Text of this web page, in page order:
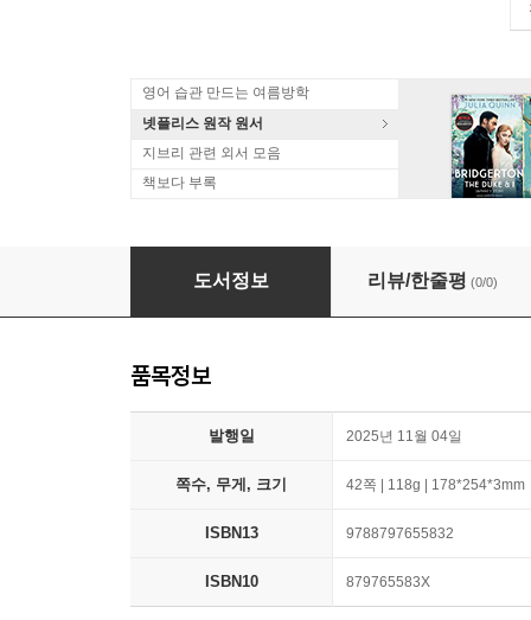
영어 습관 만드는 여름방학
넷플리스 원작 원서
지브리 관련 외서 모음
책보다 부록
A Is For Avocado - Read-Aloud Rhymes
도서정보 리뷰/한줄평 (0/0)
품목정보
발행일 2025년 11월 04일
쪽수, 무게, 크기 42쪽 | 118g | 178*254*3mm
ISBN13 9788797655832
ISBN10 879765583X